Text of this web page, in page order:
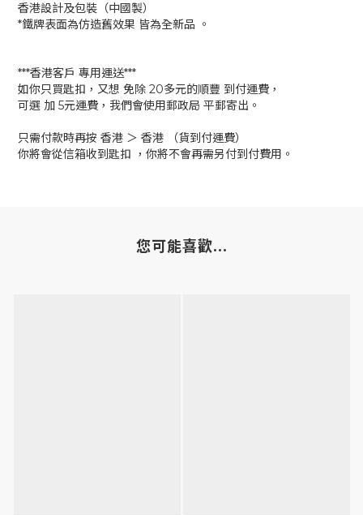
香港設計及包裝（中國製）
*鐵牌表面為仿造舊效果 皆為全新品 。
***香港客戶 專用運送***
如你只買匙扣，又想 免除 20多元的順豐 到付運費，
可選 加 5元運費，我們會使用郵政局 平郵寄出。
只需付款時再按 香港 ＞ 香港 （貨到付運費）
你將會從信箱收到匙扣 ，你將不會再需另付到付費用。
您可能喜歡...